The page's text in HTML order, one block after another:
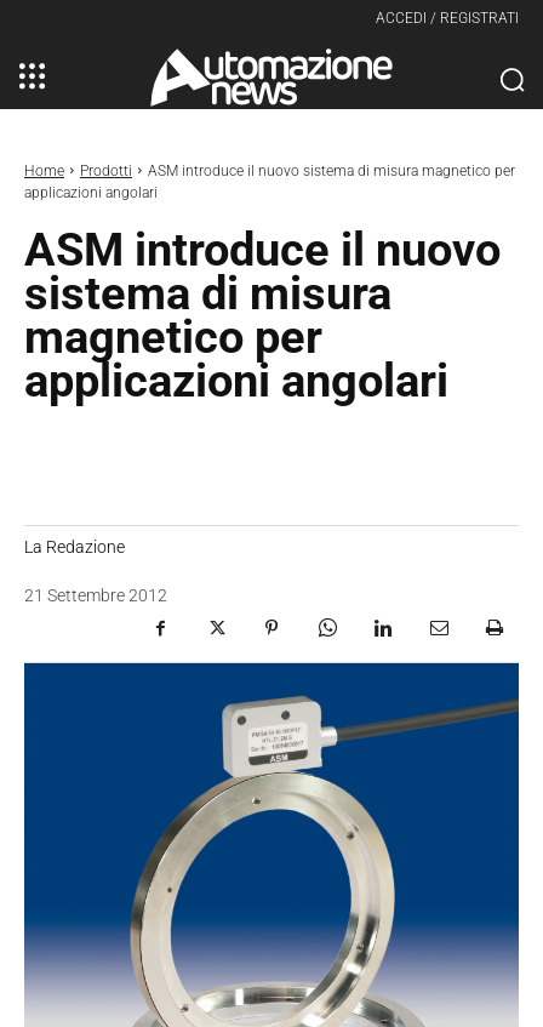
ACCEDI / REGISTRATI
Home Prodotti
ASM introduce il nuovo sistema di misura magnetico per
applicazioni angolari
ASM introduce il nuovo
sistema di misura
magnetico per
applicazioni angolari
La Redazione
21 Settembre 2012